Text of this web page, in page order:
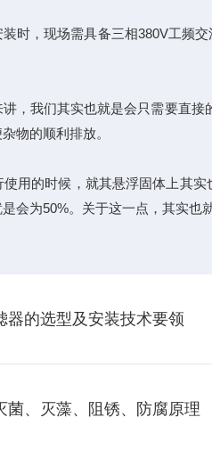
，现场需具备三相380V工频交
我们其实也就是会只需要直接
物的顺利排放。
使用的时候，就其悬浮固体上其
会为50%。关于这一点，其实也
器的选型及安装技术要领
菌、灭藻、阻锈、防腐原理